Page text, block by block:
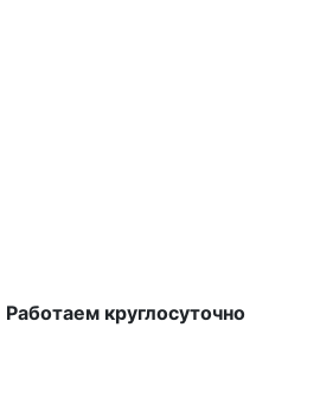
Работаем круглосуточно